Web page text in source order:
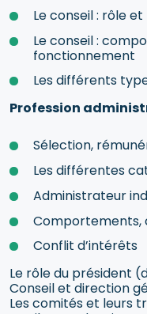
Le conseil : rôle et
Le conseil :
fonctionnement
Les différents
Profession
Sélection,
Les différentes
Administrateur
Comportements,
Conflit d’intérêts
Le rôle du président
Conseil et direction
Les comités et leurs